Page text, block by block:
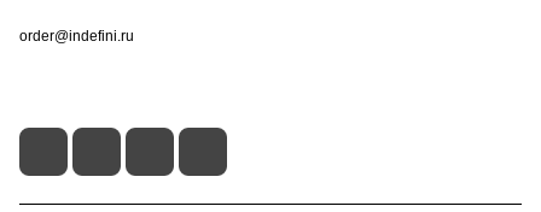
order@indefini.ru